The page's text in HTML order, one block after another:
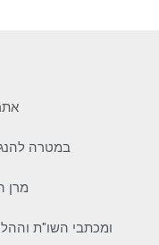
במטרה
מרן
ומכתבי השו"ת